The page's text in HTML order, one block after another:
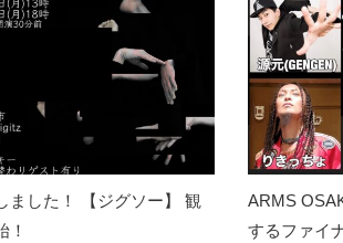
ました！ 【ジグソー】 観
！
ARMS
するファイ